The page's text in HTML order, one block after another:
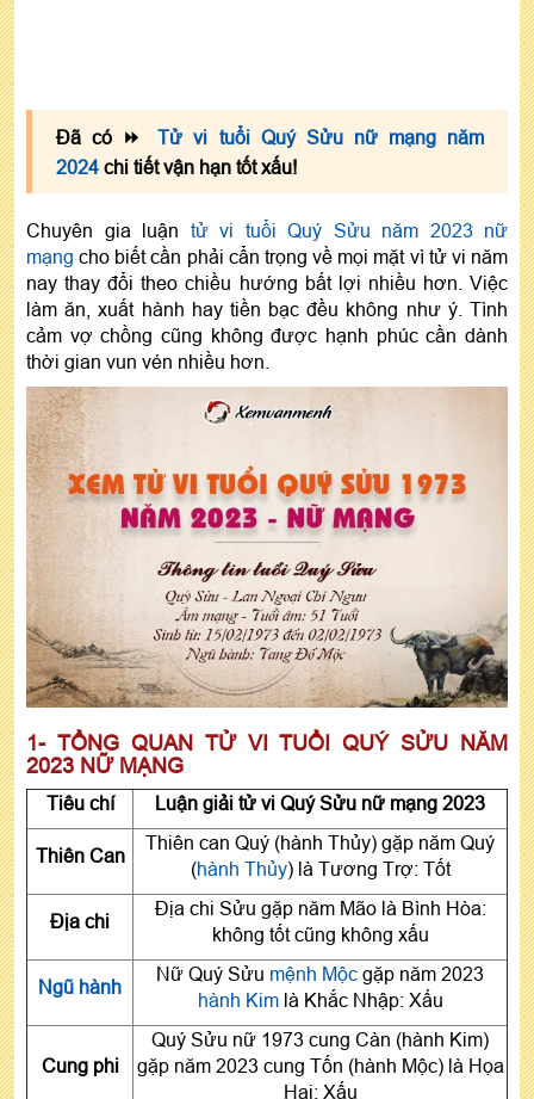
Đã có ⏩Tử vi tuổi Quý Sửu nữ mạng năm
2024 chi tiết vận hạn tốt xấu!
Chuyên gia luận tử vi tuổi Quý Sửu năm 2023 nữ
mạng cho biết cần phải cẩn trọng về mọi mặt vì tử vi năm
nay thay đổi theo chiều hướng bất lợi nhiều hơn. Việc
làm ăn, xuất hành hay tiền bạc đều không như ý. Tình
cảm vợ chồng cũng không được hạnh phúc cần dành
thời gian vun vén nhiều hơn.
1- TỔNG QUAN TỬ VI TUỔI QUÝ SỬU NĂM
2023 NỮ MẠNG
Tiêu chí Luận giải tử vi Quý Sửu nữ mạng 2023
Thiên Can
Thiên can Quý (hành Thủy) gặp năm Quý
(hành Thủy) là Tương Trợ: Tốt
Địa chi
Địa chi Sửu gặp năm Mão là Bình Hòa:
không tốt cũng không xấu
Ngũ hành
Nữ Quý Sửu mệnh Mộc gặp năm 2023
hành Kimlà Khắc Nhập: Xấu
Cung phi
Quý Sửu nữ 1973 cung Càn (hành Kim)
gặp năm 2023 cung Tốn (hành Mộc) là Họa
Hại: Xấu